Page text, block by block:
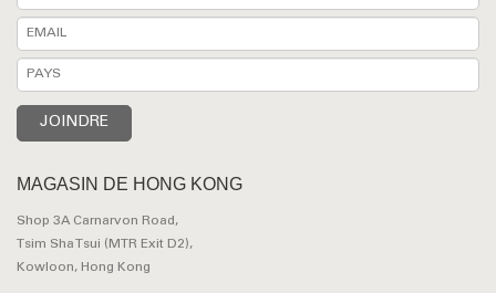
MAGASIN DE HONG KONG
Shop 3A Carnarvon Road,
Tsim Sha Tsui (MTR Exit D2),
Kowloon, Hong Kong